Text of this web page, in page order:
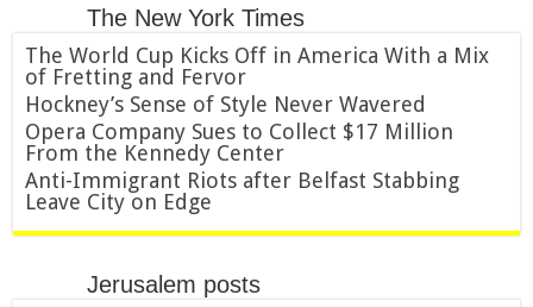
The New York Times
The World Cup Kicks Off in America With a Mix
of Fretting and Fervor
Hockney’s Sense of Style Never Wavered
Opera Company Sues to Collect $17 Million
From the Kennedy Center
Anti-Immigrant Riots after Belfast Stabbing
Leave City on Edge
Jerusalem posts